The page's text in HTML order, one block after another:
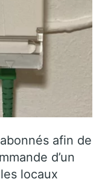
afin de
d’un
locaux